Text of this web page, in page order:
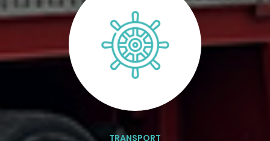
TRANSPORT